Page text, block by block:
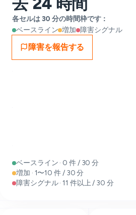
各セルは 30 分の時間枠です：
ベースライン 増加 障害シグナル
障害を報告する
ベースライン · 0 件 / 30 分
増加 · 1〜10 件 / 30 分
障害シグナル · 11 件以上 / 30 分